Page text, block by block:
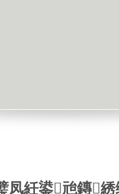
凤紝鍙兘鏄